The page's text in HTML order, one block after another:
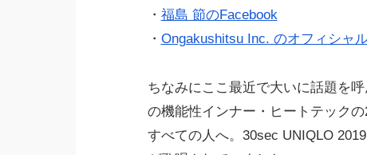
・ 福島 節のFacebook
・ Ongakushitsu Inc. のオフィシャ
ちなみにここ最近で大いに話題を
の機能性インナー・ヒートテック
すべての人へ。30sec UNIQLO